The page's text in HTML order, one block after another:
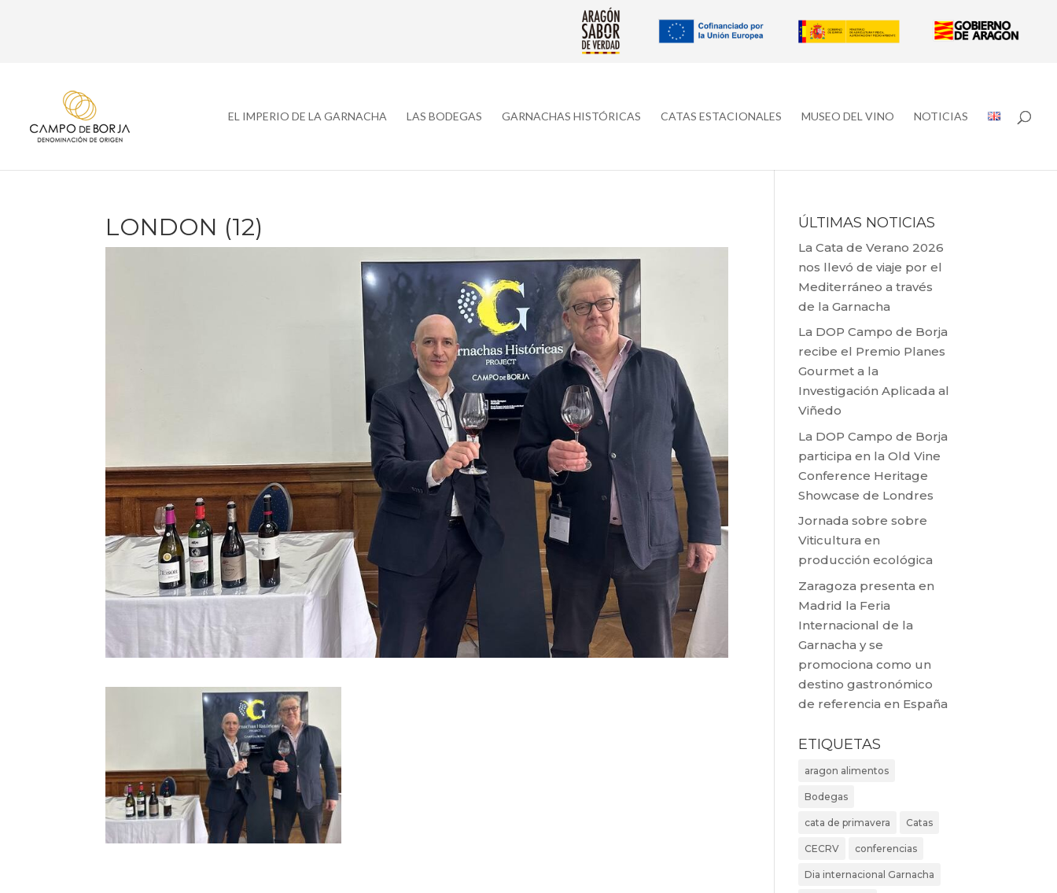
EL IMPERIO DE LA GARNACHA LAS BODEGAS GARNACHAS HISTÓRICAS CATAS ESTACIONALES MUSEO DEL VINO NOTICIAS
LONDON (12) ÚLTIMAS NOTICIAS
La Cata de Verano 2026
nos llevó de viaje por el
Mediterráneo a través
de la Garnacha
La DOP Campo de Borja
recibe el Premio Planes
Gourmet a la
Investigación Aplicada al
Viñedo
La DOP Campo de Borja
participa en la Old Vine
Conference Heritage
Showcase de Londres
Jornada sobre sobre
Viticultura en
producción ecológica
Zaragoza presenta en
Madrid la Feria
Internacional de la
Garnacha y se
promociona como un
destino gastronómico
de referencia en España
ETIQUETAS
aragon alimentos
Bodegas
cata de primavera Catas
CECRV conferencias
Dia internacional Garnacha